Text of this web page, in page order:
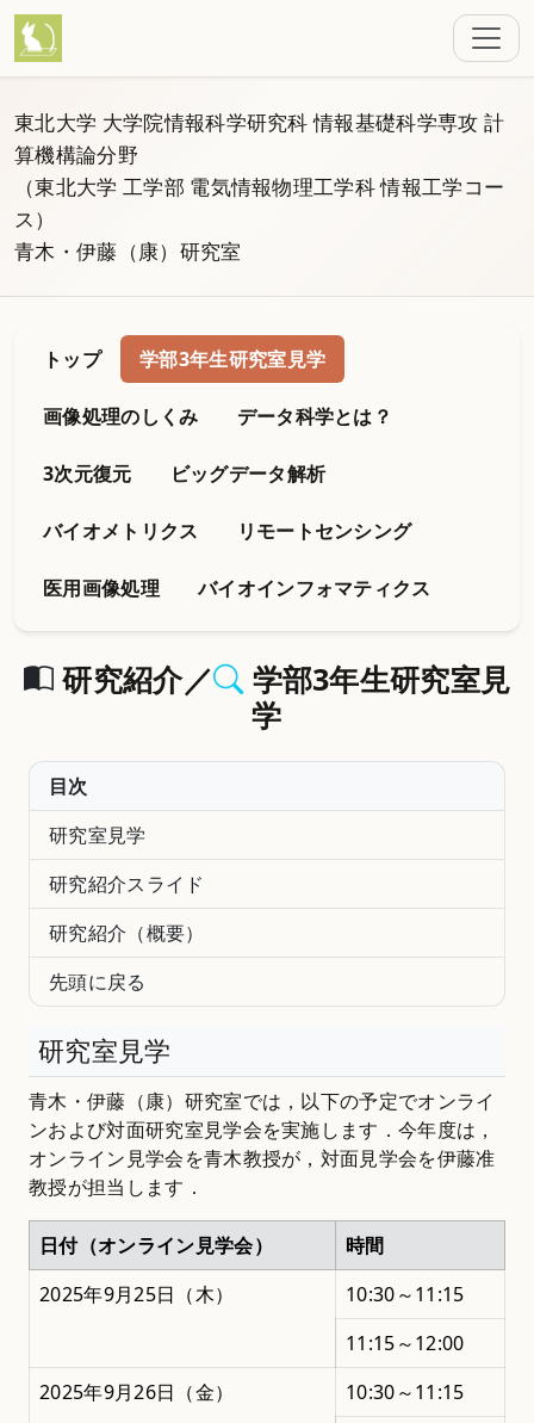
東北大学 大学院情報科学研究科 情報基礎科学専攻 計
算機構論分野
（東北大学 工学部 電気情報物理工学科 情報工学コー
ス）
青木・伊藤（康）研究室
トップ 学部3年生研究室見学
画像処理のしくみ データ科学とは？
3次元復元 ビッグデータ解析
バイオメトリクス リモートセンシング
医用画像処理 バイオインフォマティクス
研究紹介／
学部3年生研究室見
学
目次
研究室見学
研究紹介スライド
研究紹介（概要）
先頭に戻る
研究室見学
青木・伊藤（康）研究室では，以下の予定でオンライ
ンおよび対面研究室見学会を実施します．今年度は，
オンライン見学会を青木教授が，対面見学会を伊藤准
教授が担当します．
日付（オンライン見学会）
時間
2025年9月25日（木）
10:30～11:15
11:15～12:00
2025年9月26日（金）
10:30～11:15